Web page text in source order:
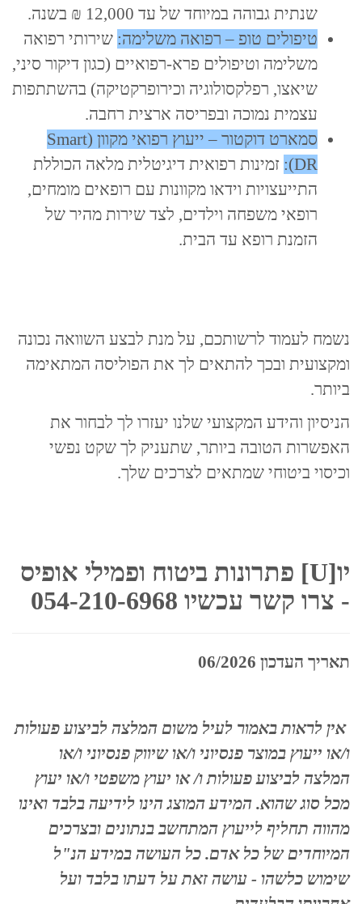
שנתית גבוהה במיוחד של עד 12,000 ₪ בשנה.
טיפולים טופ – רפואה משלימה: שירותי רפואה
משלימה וטיפולים פרא-רפואיים (כגון דיקור סיני,
שיאצו, רפלקסולוגיה וכירופרקטיקה) בהשתתפות
עצמית נמוכה ובפריסה ארצית רחבה.
סמארט דוקטור – ייעוץ רפואי מקוון (Smart
DR):
זמינות רפואית דיגיטלית מלאה הכוללת
התייעצויות וידאו מקוונות עם רופאים מומחים,
רופאי משפחה וילדים, לצד שירות מהיר של
הזמנת רופא עד הבית.
נשמח לעמוד לרשותכם, על מנת לבצע השוואה נכונה
ומקצועית ובכך להתאים לך את הפוליסה המתאימה
ביותר.
הניסיון והידע המקצועי שלנו יעזרו לך לבחור את
האפשרות הטובה ביותר, שתעניק לך שקט נפשי
וכיסוי ביטוחי שמתאים לצרכים שלך.
יו[U] פתרונות ביטוח ופמילי אופיס
- צרו קשר עכשיו 054-210-6968
תאריך העדכון 06/2026
אין לראות באמור לעיל משום המלצה לביצוע פעולות
ו/או ייעוץ במוצר פנסיוני ו/או שיווק פנסיוני ו/או
המלצה לביצוע פעולות ו/ או יעוץ משפטי ו/או יעוץ
מכל סוג שהוא. המידע המוצג הינו לידיעה בלבד ואינו
מהווה תחליף לייעוץ המתחשב בנתונים ובצרכים
המיוחדים של כל אדם. כל העושה במידע הנ"ל
שימוש כלשהו - עושה זאת על דעתו בלבד ועל